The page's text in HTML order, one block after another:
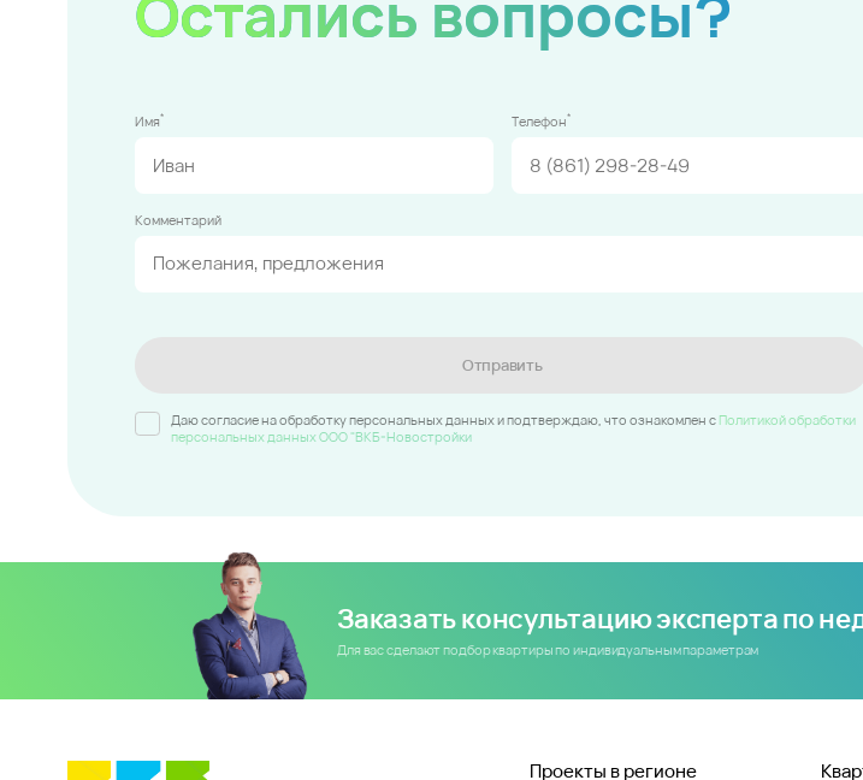
Имя* Телефон*
Комментарий
Отправить
Даю согласие на обработку персональных данных и подтверждаю, что ознакомлен c Политикой обработки
персональных данных ООО "ВКБ-Новостройки
Заказать консультацию эксперта по
Для вас сделают подбор квартиры по индивидуальным параметрам
Проекты в регионе